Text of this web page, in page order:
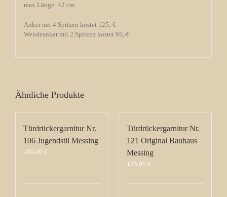
max Länge: 42 cm
Anker mit 4 Spitzen kostet 125,-€
Wendeanker mit 2 Spitzen kostet 95,-€
Ähnliche Produkte
Türdrückergarnitur Nr.
106 Jugendstil Messing
180,00 €
Türdrückergarnitur Nr.
121 Original Bauhaus
Messing
125,00 €